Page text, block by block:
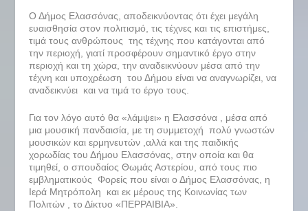
Ο Δήμος Ελασσόνας, αποδεικνύοντας ότι έχει μεγάλη
ευαισθησία στον πολιτισμό, τις τέχνες και τις επιστήμες,
τιμά τους ανθρώπους της τέχνης που κατάγονται από
την περιοχή, γιατί προσφέρουν σημαντικό έργο στην
περιοχή και τη χώρα, την αναδεικνύουν μέσα από την
τέχνη και υποχρέωση του Δήμου είναι να αναγνωρίζει, να
αναδεικνύει και να τιμά το έργο τους.
Για τον λόγο αυτό θα «λάμψει» η Ελασσόνα , μέσα από
μια μουσική πανδαισία, με τη συμμετοχή πολύ γνωστών
μουσικών και ερμηνευτών ,αλλά και της παιδικής
χορωδίας του Δήμου Ελασσόνας, στην οποία και θα
τιμηθεί, ο σπουδαίος Θωμάς Αστερίου, από τους πιο
εμβληματικούς Φορείς που είναι ο Δήμος Ελασσόνας, η
Ιερά Μητρόπολη και εκ μέρους της Κοινωνίας των
Πολιτών , το Δίκτυο «ΠΕΡΡΑΙΒΙΑ».